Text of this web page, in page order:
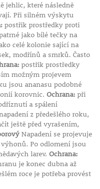
jehlic, které následně
Při silném výskytu
postřik prostředky proti
jako bílé tečky na
celé kolonie sající na
modřínů a smrků. Často
postřik prostředky
možným projevem
jsou ananasu podobné
korovnic. Ochrana:při
a spálení
z předešlého roku,
ještě před vyrašením,
Napadení se projevuje
Po odlomení jsou
larev. Ochrana:
je konec dubna až
roce je potřeba provést